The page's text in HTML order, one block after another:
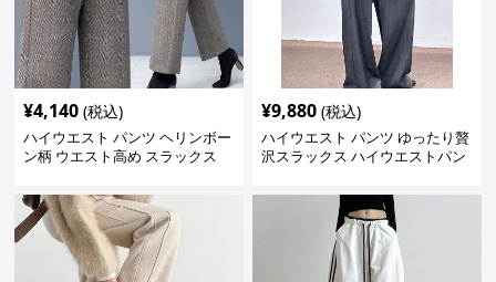
¥4,140 (税込)
ハイウエスト パンツ ヘリンボー
ン柄 ウエスト高め スラックス
¥9,880 (税込)
ハイウエスト パンツ ゆったり贅
沢スラックス ハイウエストパン